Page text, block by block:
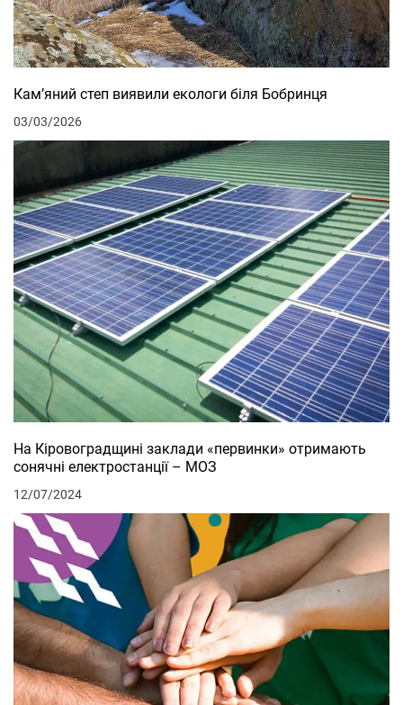
Кам’яний степ виявили екологи біля Бобринця
03/03/2026
На Кіровоградщині заклади «первинки» отримають
сонячні електростанції – МОЗ
12/07/2024